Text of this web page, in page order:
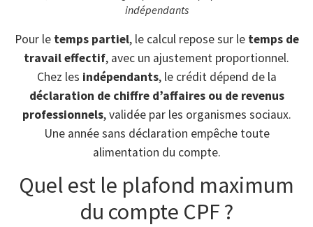
indépendants
Pour le temps partiel, le calcul repose sur le temps de
travail effectif, avec un ajustement proportionnel.
Chez les indépendants, le crédit dépend de la
déclaration de chiffre d’affaires ou de revenus
professionnels, validée par les organismes sociaux.
Une année sans déclaration empêche toute
alimentation du compte.
Quel est le plafond maximum
du compte CPF ?